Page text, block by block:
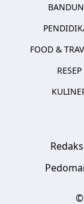
FOOD &
RESEP
©